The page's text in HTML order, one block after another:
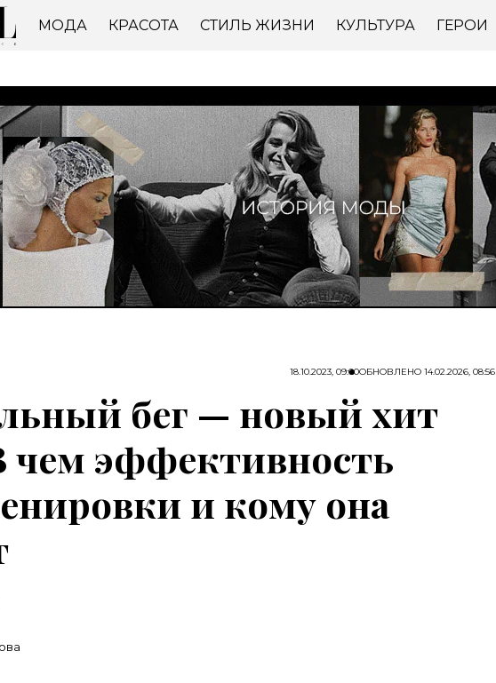
МОДА КРАСОТА СТИЛЬ ЖИЗНИ КУЛЬТУРА ГЕРОИ
18.10.2023, 09:00ОБНОВЛЕНО 14.02.2026, 08:56
бег — новый хит
чем эффективность
и кому она